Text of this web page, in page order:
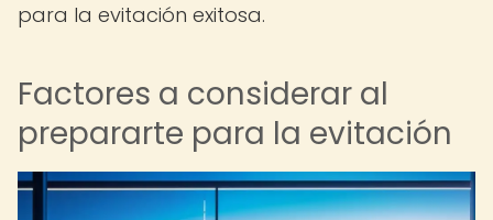
para la evitación exitosa.
Factores a considerar al
prepararte para la evitación